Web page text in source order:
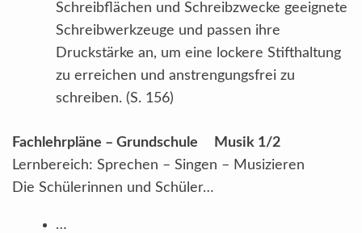
Schreibflächen und Schreibzwecke geeignete
Schreibwerkzeuge und passen ihre
Druckstärke an, um eine lockere Stifthaltung
zu erreichen und anstrengungsfrei zu
schreiben. (S. 156)
Fachlehrpläne – Grundschule Musik 1/2
Lernbereich: Sprechen – Singen – Musizieren
Die Schülerinnen und Schüler…
…